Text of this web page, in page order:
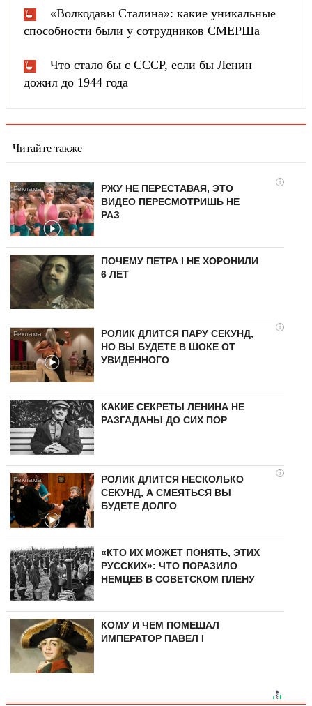
«Волкодавы Сталина»: какие уникальные
способности были у сотрудников СМЕРШа
Что стало бы с СССР, если бы Ленин
дожил до 1944 года
Читайте также
i
РЖУ НЕ ПЕРЕСТАВАЯ, ЭТО
ВИДЕО ПЕРЕСМОТРИШЬ НЕ
РАЗ
ПОЧЕМУ ПЕТРА I НЕ ХОРОНИЛИ
6 ЛЕТ
i
РОЛИК ДЛИТСЯ ПАРУ СЕКУНД,
НО ВЫ БУДЕТЕ В ШОКЕ ОТ
УВИДЕННОГО
КАКИЕ СЕКРЕТЫ ЛЕНИНА НЕ
РАЗГАДАНЫ ДО СИХ ПОР
i
РОЛИК ДЛИТСЯ НЕСКОЛЬКО
СЕКУНД, А СМЕЯТЬСЯ ВЫ
БУДЕТЕ ДОЛГО
«КТО ИХ МОЖЕТ ПОНЯТЬ, ЭТИХ
РУССКИХ»: ЧТО ПОРАЗИЛО
НЕМЦЕВ В СОВЕТСКОМ ПЛЕНУ
КОМУ И ЧЕМ ПОМЕШАЛ
ИМПЕРАТОР ПАВЕЛ I